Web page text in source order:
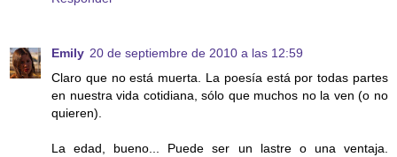
Emily 20 de septiembre de 2010 a las 12:59
Claro que no está muerta. La poesía está por todas partes
en nuestra vida cotidiana, sólo que muchos no la ven (o no
quieren).
La edad, bueno... Puede ser un lastre o una ventaja.